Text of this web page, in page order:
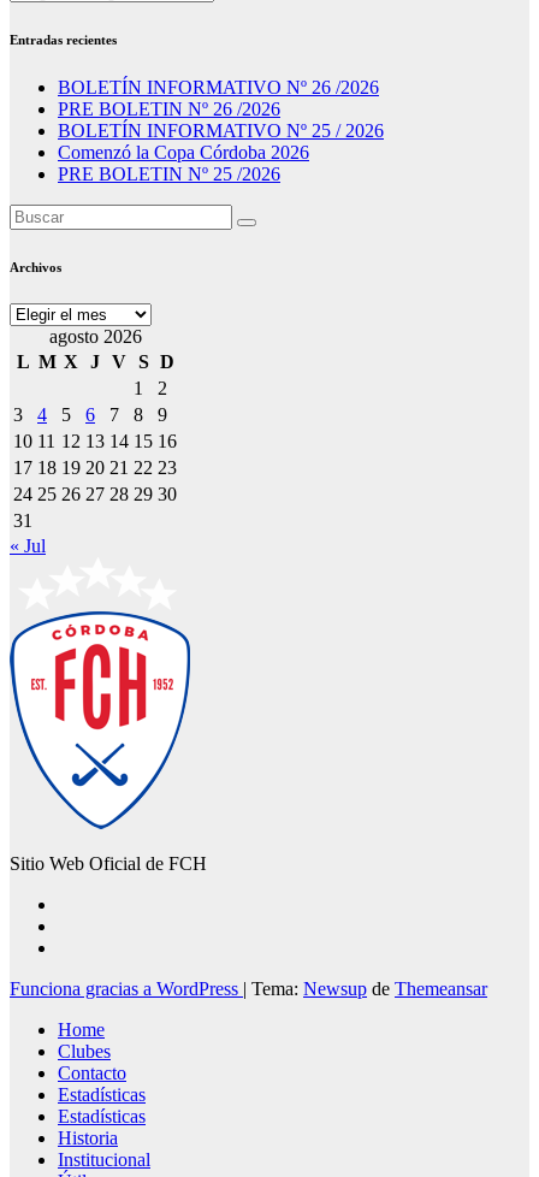
Entradas recientes
BOLETÍN INFORMATIVO Nº 26 /2026
PRE BOLETIN Nº 26 /2026
BOLETÍN INFORMATIVO Nº 25 / 2026
Comenzó la Copa Córdoba 2026
PRE BOLETIN Nº 25 /2026
Archivos
Archivos
agosto 2026
L M X J V S D
1
2
3
4 5 6 7 8
9
10 11 12 13 14 15 16
17 18 19 20 21 22 23
24 25 26 27 28 29 30
31
« Jul
Sitio Web Oficial de FCH
Funciona gracias a WordPress Tema: Newsup de Themeansar
Home
Clubes
Contacto
Estadísticas
Estadísticas
Historia
Institucional